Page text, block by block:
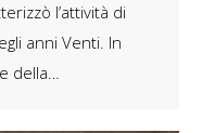
l’attività di
anni Venti. In
della…